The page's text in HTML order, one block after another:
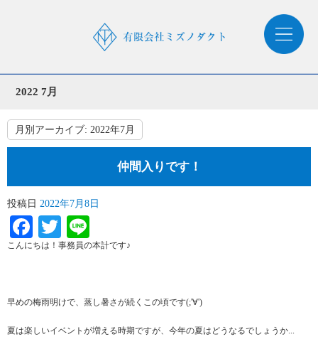
2022 7月
月別アーカイブ: 2022年7月
仲間入りです！
投稿日 2022年7月8日
Facebook
Twitter
こんにちは！事務員の本計です♪
早めの梅雨明けで、蒸し暑さが続くこの頃です(;'∀')
夏は楽しいイベントが増える時期ですが、今年の夏はどうなるでしょうか...